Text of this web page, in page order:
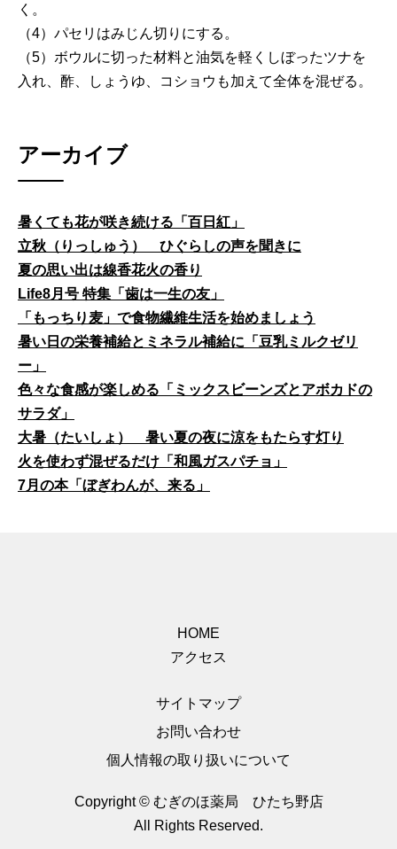
く。
（4）パセリはみじん切りにする。
（5）ボウルに切った材料と油気を軽くしぼったツナを
入れ、酢、しょうゆ、コショウも加えて全体を混ぜる。
アーカイブ
暑くても花が咲き続ける「百日紅」
立秋（りっしゅう） ひぐらしの声を聞きに
夏の思い出は線香花火の香り
Life8月号 特集「歯は一生の友」
「もっちり麦」で食物繊維生活を始めましょう
暑い日の栄養補給とミネラル補給に「豆乳ミルクゼリ
ー」
色々な食感が楽しめる「ミックスビーンズとアボカドの
サラダ」
大暑（たいしょ） 暑い夏の夜に涼をもたらす灯り
火を使わず混ぜるだけ「和風ガスパチョ」
7月の本「ぼぎわんが、来る」
HOME
アクセス
サイトマップ
お問い合わせ
個人情報の取り扱いについて
Copyright © むぎのほ薬局 ひたち野店
All Rights Reserved.